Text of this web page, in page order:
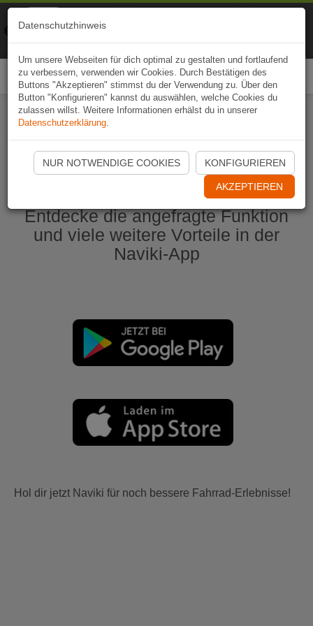
Naviki App jetzt öffnen
Entdecke die angefragte Funktion
und viele weitere Vorteile in der
Naviki-App
Hol dir jetzt Naviki für noch bessere Fahrrad-Erlebnisse!
Datenschutzhinweis
Um unsere Webseiten für dich optimal zu gestalten und fortlaufend
zu verbessern, verwenden wir Cookies. Durch Bestätigen des
Buttons "Akzeptieren" stimmst du der Verwendung zu. Über den
Button "Konfigurieren" kannst du auswählen, welche Cookies du
zulassen willst. Weitere Informationen erhälst du in unserer
Datenschutzerklärung.
NUR NOTWENDIGE COOKIES KONFIGURIEREN
AKZEPTIEREN
Naviki